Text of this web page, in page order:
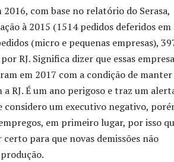
com base no relatório do Serasa,
à 2015 (1514 pedidos deferidos em
(micro e pequenas empresas),
RJ. Significa dizer que essas
em 2017 com a condição de manter
RJ. É um ano perigoso e traz um
considero um executivo negativo,
em primeiro lugar, por isso
para que novas demissões não